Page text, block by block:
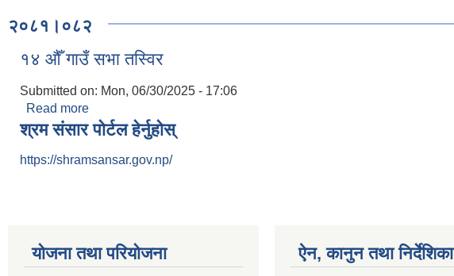
२०८१।०८२
१४ औँ गाउँ सभा तस्विर
Submitted on: Mon, 06/30/2025 - 17:06
Read more
श्रम संसार पोर्टल हेर्नुहोस्
https://shramsansar.gov.np/
योजना तथा परियोजना ऐन, कानुन तथा निर्देशिका